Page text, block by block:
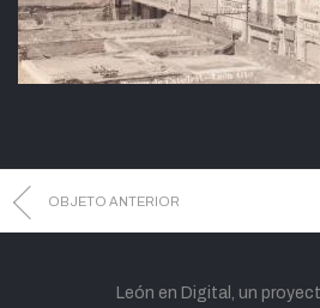
OBJETO ANTERIOR
León en Digital, un